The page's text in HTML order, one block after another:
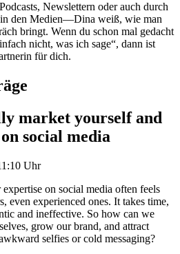
Newslettern oder auch durch
den Medien—Dina weiß, wie man
bringt. Wenn du schon mal gedacht
nicht, was ich sage“, dann ist
für dich.
market yourself and
social media
Uhr
on social media often feels
even experienced ones. It takes time,
and ineffective. So how can we
grow our brand, and attract
selfies or cold messaging?